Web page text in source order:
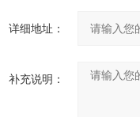
详细地址：
补充说明：